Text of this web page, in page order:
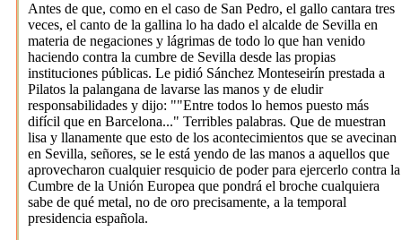
Antes de que, como en el caso de San Pedro, el gallo cantara tres
veces, el canto de la gallina lo ha dado el alcalde de Sevilla en
materia de negaciones y lágrimas de todo lo que han venido
haciendo contra la cumbre de Sevilla desde las propias
instituciones públicas. Le pidió Sánchez Monteseirín prestada a
Pilatos la palangana de lavarse las manos y de eludir
responsabilidades y dijo: ""Entre todos lo hemos puesto más
difícil que en Barcelona..." Terribles palabras. Que de muestran
lisa y llanamente que esto de los acontecimientos que se avecinan
en Sevilla, señores, se le está yendo de las manos a aquellos que
aprovecharon cualquier resquicio de poder para ejercerlo contra la
Cumbre de la Unión Europea que pondrá el broche cualquiera
sabe de qué metal, no de oro precisamente, a la temporal
presidencia española.